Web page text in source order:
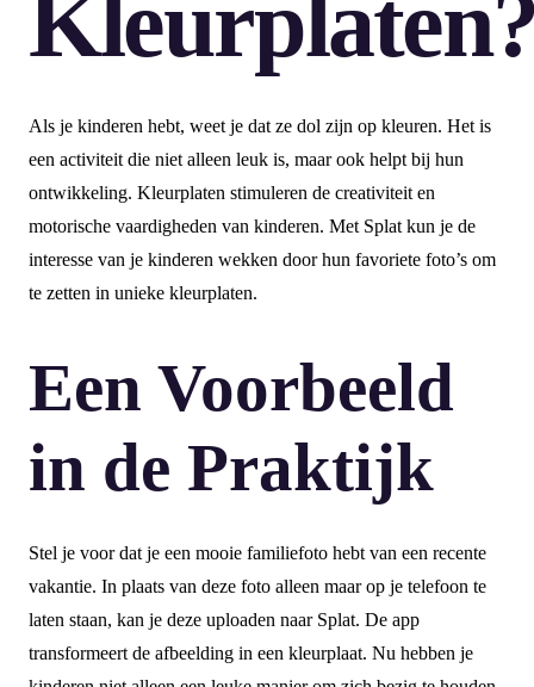
Als je kinderen hebt, weet je dat ze dol zijn op kleuren. Het is
een activiteit die niet alleen leuk is, maar ook helpt bij hun
ontwikkeling. Kleurplaten stimuleren de creativiteit en
motorische vaardigheden van kinderen. Met Splat kun je de
interesse van je kinderen wekken door hun favoriete foto’s om
te zetten in unieke kleurplaten.
Een Voorbeeld
in de Praktijk
Stel je voor dat je een mooie familiefoto hebt van een recente
vakantie. In plaats van deze foto alleen maar op je telefoon te
laten staan, kan je deze uploaden naar Splat. De app
transformeert de afbeelding in een kleurplaat. Nu hebben je